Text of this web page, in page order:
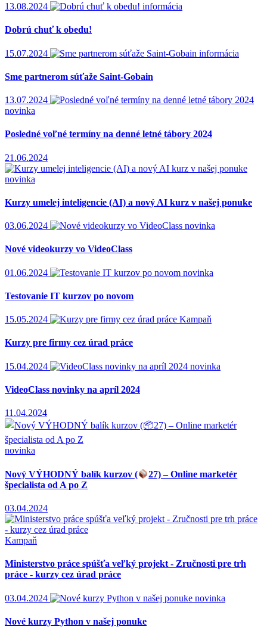
13.08.2024 informácia
Dobrú chuť k obedu!
15.07.2024 informácia
Sme partnerom súťaže Saint-Gobain
13.07.2024
novinka
Posledné voľné termíny na denné letné tábory 2024
21.06.2024
novinka
Kurzy umelej inteligencie (AI) a nový AI kurz v našej ponuke
03.06.2024 novinka
Nové videokurzy vo VideoClass
01.06.2024 novinka
Testovanie IT kurzov po novom
15.05.2024 Kampaň
Kurzy pre firmy cez úrad práce
15.04.2024 novinka
VideoClass novinky na apríl 2024
11.04.2024
novinka
Nový VÝHODNÝ balík kurzov (
27) – Online marketér
špecialista od A po Z
03.04.2024
Kampaň
Ministerstvo práce spúšťa veľký projekt - Zručnosti pre trh
práce - kurzy cez úrad práce
03.04.2024 novinka
Nové kurzy Python v našej ponuke